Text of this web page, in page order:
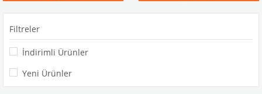
Filtreler
İndirimli Ürünler
Yeni Ürünler